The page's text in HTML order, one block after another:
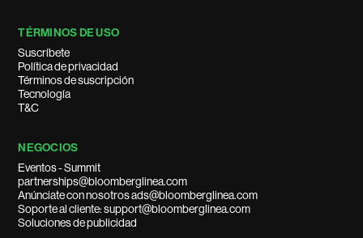
TÉRMINOS DE USO
Suscríbete
Política de privacidad
Términos de suscripción
Tecnología
T&C
NEGOCIOS
Eventos - Summit
partnerships@bloomberglinea.com
Anúnciate con nosotros ads@bloomberglinea.com
Soporte al cliente: support@bloomberglinea.com
Soluciones de publicidad